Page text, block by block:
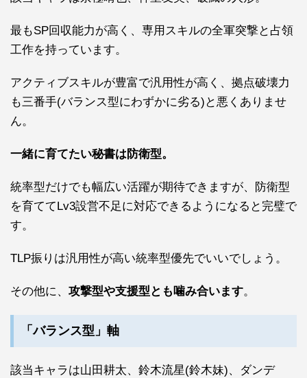
最もSP回収能力が高く、専用スキルの全軍突撃と 占領
工作を持っています。
アクティブスキルが豊富で汎用性が高く、拠点破壊力
も三番手(バランス型にわずかに劣る)と悪くありませ
ん。
一緒に育てたい秘書は防衛型。
統率型だけでも幅広い活躍が期待できますが、防衛型
を育ててLv3設営不足に対応できるようになると完璧で
す。
TLP振りは汎用性が高い統率型優先でいいでしょう。
その他に、 攻撃型や支援型とも噛み合います。
「バランス型」軸
該当キャラは山田耕太、鈴木流星(鈴木妹)、ダンデ